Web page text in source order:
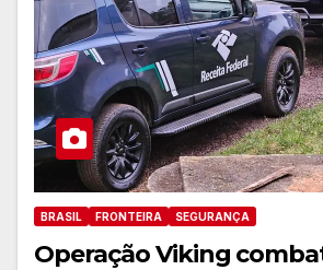
BRASIL FRONTEIRA SEGURANÇA
Operação Viking